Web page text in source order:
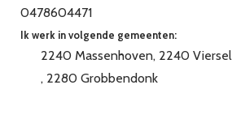
0478604471
Ik werk in volgende gemeenten:
2240 Massenhoven 2240 Viersel
2280 Grobbendonk